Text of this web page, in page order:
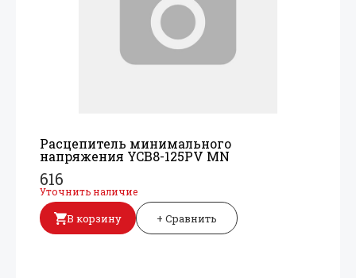
Расцепитель минимального
напряжения YCB8-125PV MN
616
Уточнить наличие
В корзину + Сравнить